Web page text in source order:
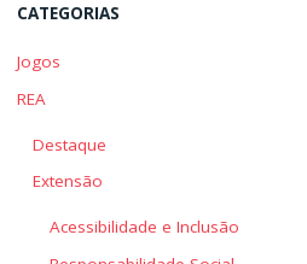
CATEGORIAS
Jogos
REA
Destaque
Extensão
Acessibilidade e Inclusão